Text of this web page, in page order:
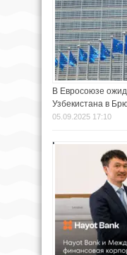
В Евросоюзе
Узбекистана в
05.09.2025 17:10